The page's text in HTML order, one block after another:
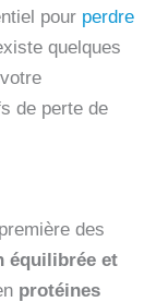
pour perdre
quelques
de perte de
des
équilibrée et
protéines